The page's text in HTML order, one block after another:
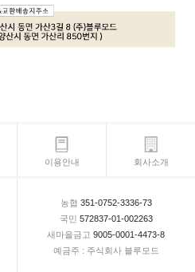
이용안내 회사소개
농협 351-0752-3336-73
국민 572837-01-002263
새마을금고 9005-0001-4473-8
예금주 : 주식회사 블루모드